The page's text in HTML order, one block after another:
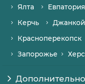
Ялта
Евпатория
Керчь
Джанкой
Красноперекопск
Запорожье
Дополнительно